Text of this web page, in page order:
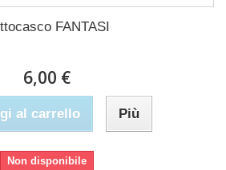
FANTASI
6,00 €
al carrello Più
Non disponibile